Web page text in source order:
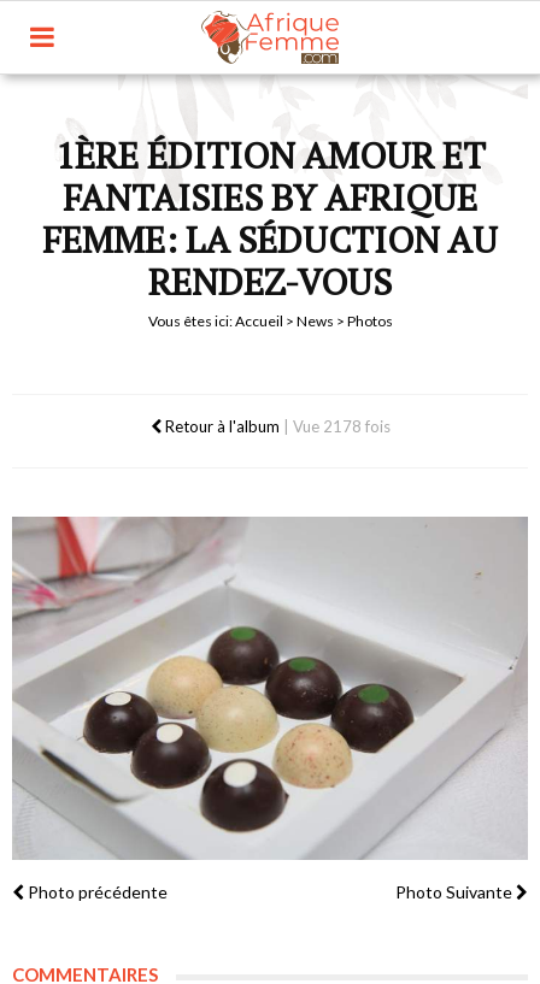
1ÈRE ÉDITION AMOUR ET
FANTAISIES BY AFRIQUE
FEMME: LA SÉDUCTION AU
RENDEZ-VOUS
Vous êtes ici:Accueil > News > Photos
Retour à l'album Vue 2178 fois
Photo précédente Photo Suivante
COMMENTAIRES